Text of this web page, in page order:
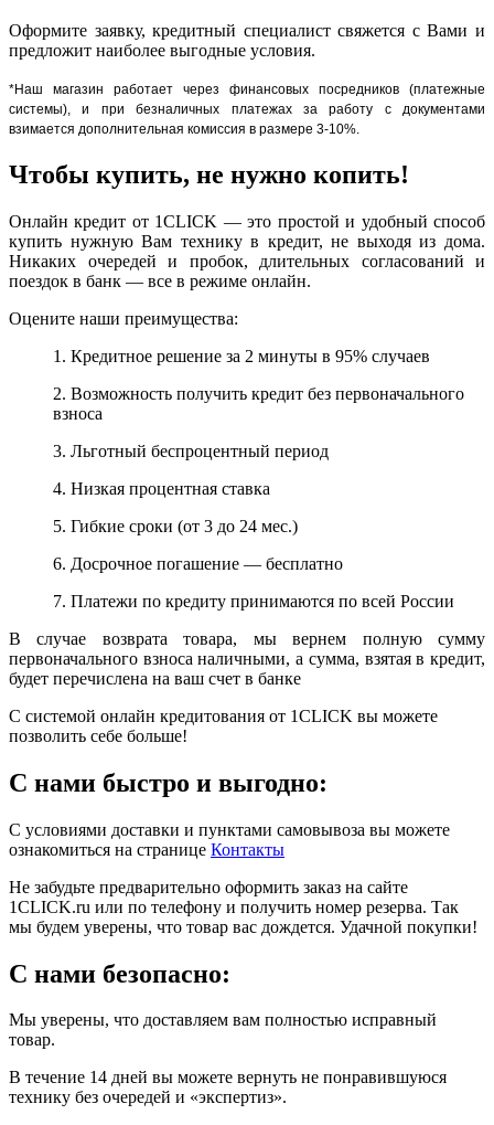
Оформите заявку, кредитный специалист свяжется с Вами и
предложит наиболее выгодные условия.
*Наш магазин работает через финансовых посредников (платежные
системы), и при безналичных платежах за работу с документами
взимается дополнительная комиссия в размере 3-10%.
Чтобы купить, не нужно копить!
Онлайн кредит от 1CLICK — это простой и удобный способ
купить нужную Вам технику в кредит, не выходя из дома.
Никаких очередей и пробок, длительных согласований и
поездок в банк — все в режиме онлайн.
Оцените наши преимущества:
1. Кредитное решение за 2 минуты в 95% случаев
2. Возможность получить кредит без первоначального
взноса
3. Льготный беспроцентный период
4. Низкая процентная ставка
5. Гибкие сроки (от 3 до 24 мес.)
6. Досрочное погашение — бесплатно
7. Платежи по кредиту принимаются по всей России
В случае возврата товара, мы вернем полную сумму
первоначального взноса наличными, а сумма, взятая в кредит,
будет перечислена на ваш счет в банке
С системой онлайн кредитования от 1CLICK вы можете
позволить себе больше!
С нами быстро и выгодно:
С условиями доставки и пунктами самовывоза вы можете
ознакомиться на странице Контакты
Не забудьте предварительно оформить заказ на сайте
1CLICK.ru или по телефону и получить номер резерва. Так
мы будем уверены, что товар вас дождется. Удачной покупки!
С нами безопасно:
Мы уверены, что доставляем вам полностью исправный
товар.
В течение 14 дней вы можете вернуть не понравившуюся
технику без очередей и «экспертиз».